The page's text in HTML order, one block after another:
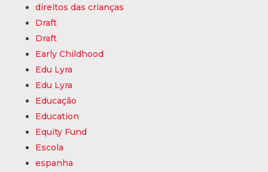
direitos das crianças
Draft
Draft
Early Childhood
Edu Lyra
Edu Lyra
Educação
Education
Equity Fund
Escola
espanha